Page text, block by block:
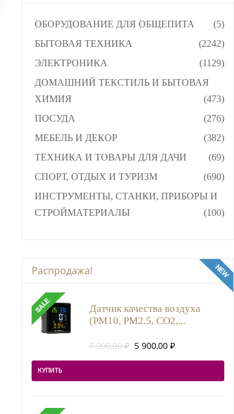
ОБОРУДОВАНИЕ ДЛЯ ОБЩЕПИТА
(5)
БЫТОВАЯ ТЕХНИКА
(2242)
ЭЛЕКТРОНИКА
(1129)
ДОМАШНИЙ ТЕКСТИЛЬ И БЫТОВАЯ
ХИМИЯ
(473)
ПОСУДА
(276)
МЕБЕЛЬ И ДЕКОР
(382)
ТЕХНИКА И ТОВАРЫ ДЛЯ ДАЧИ
(69)
СПОРТ, ОТДЫХ И ТУРИЗМ
(690)
ИНСТРУМЕНТЫ, СТАНКИ, ПРИБОРЫ И
СТРОЙМАТЕРИАЛЫ
(100)
Распродажа!
Датчик качества воздуха
(PM10, PM2.5, CO2,...
7 900,00₽ Первоначальная
7
5 900,00 ₽
900,00 ₽.
КУПИТЬ